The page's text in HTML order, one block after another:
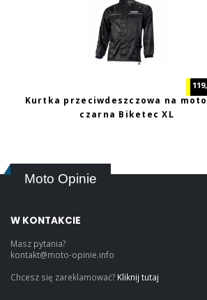
Kurtka przeciwdeszczowa na
czarna Biketec XL
Moto Opinie
W KONTAKCIE
Masz pytania?
kontakt@moto-opinie.info
Chcesz się zareklamować? Kliknij tutaj